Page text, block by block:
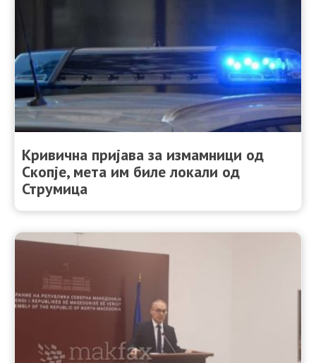
Кривична пријава за измамници од
Скопје, мета им биле локали од
Струмица